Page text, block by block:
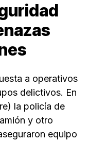
a operativos
delictivos. En
la policía de
y otro
equipo